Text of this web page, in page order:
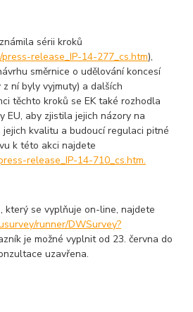
sérii kroků
release_IP-14-277_cs.htm),
směrnice o udělování koncesí
ní byly vyjmuty) a dalších
těchto kroků se EK také rozhodla
EU, aby zjistila jejich názory na
kvalitu a budoucí regulaci pitné
k této akci najdete
release_IP-14-710_cs.htm.
který se vyplňuje on-line, najdete
runner/DWSurvey?
je možné vyplnit od 23. června do
uzavřena.